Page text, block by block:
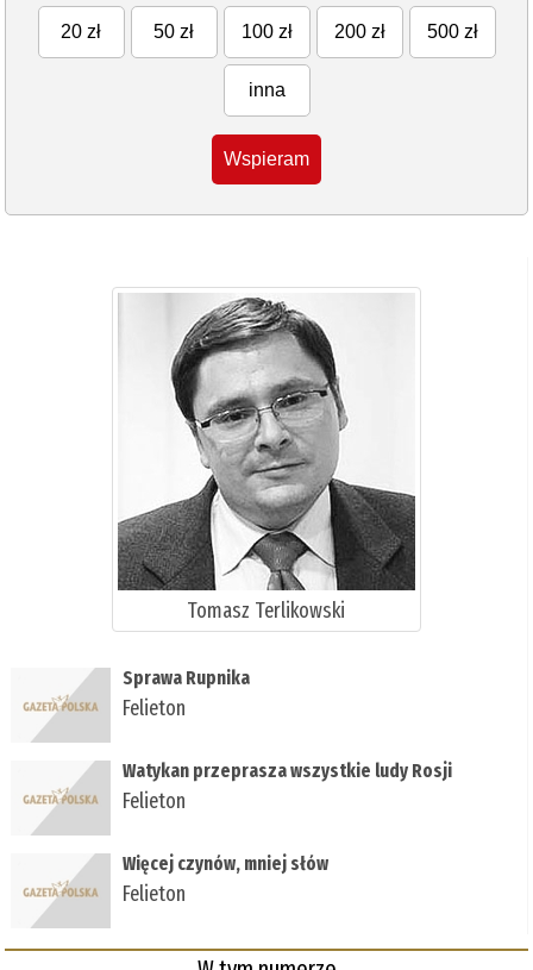
20 zł 50 zł 100 zł 200 zł 500 zł
inna
Wspieram
Tomasz Terlikowski
Sprawa Rupnika
Felieton
Watykan przeprasza wszystkie ludy Rosji
Felieton
Więcej czynów, mniej słów
Felieton